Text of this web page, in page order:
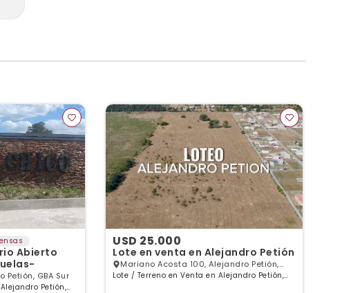
Petión, GBA Sur
Petión,
USD 25.000
Lote en venta en Alejandro Petión
Mariano Acosta 100, Alejandro Petión,
GBA Sur
Lote / Terreno en Venta en Alejandro Petión,